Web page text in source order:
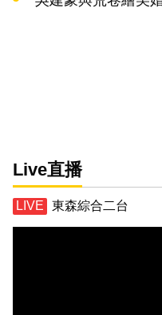
Live直播
東森綜合二台